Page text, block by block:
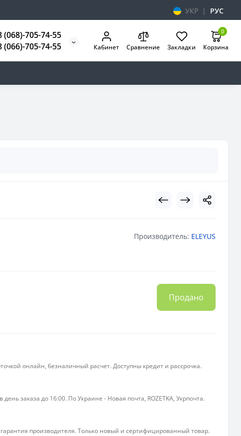
УКР | РУС
(068)-705-74-55
(066)-705-74-55
Кабинет Сравнение Закладки
0
Корзина
Производитель: ELEYUS
Продано
онлайн, безналичный расчет. Доступны кредит и рассрочка.
день заказа до 16:00. По Украине - Новая почта, ROZETKA, Укрпочта.
производителя. Только новый и сертифицированный товар.